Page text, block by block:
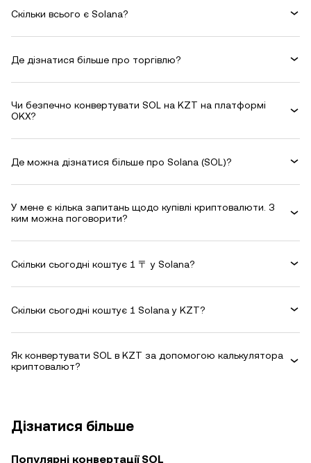
Скільки всього є Solana?
Де дізнатися більше про торгівлю?
Чи безпечно конвертувати SOL на KZT на платформі
OKX?
Де можна дізнатися більше про Solana (SOL)?
У мене є кілька запитань щодо купівлі криптовалюти. З
ким можна поговорити?
Скільки сьогодні коштує 1 〒 у Solana?
Скільки сьогодні коштує 1 Solana у KZT?
Як конвертувати SOL в KZT за допомогою калькулятора
криптовалют?
Дізнатися більше
Популярні конвертації SOL